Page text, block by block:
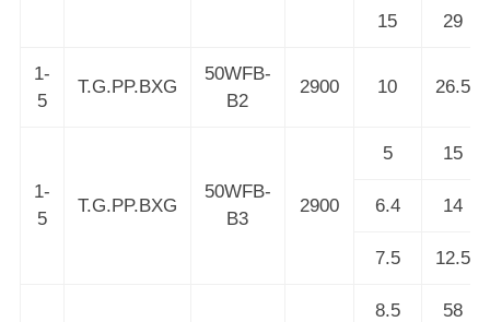
15 29
1-
5
T.G.PP.BXG
50WFB-
B2
2900 10 26.5
1-
5
T.G.PP.BXG
50WFB-
B3
2900
5 15
6.4 14
7.5 12.5
8.5 58